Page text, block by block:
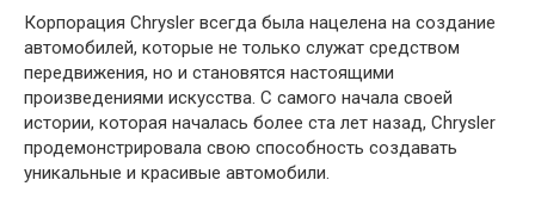
Корпорация Chrysler всегда была нацелена на создание
автомобилей, которые не только служат средством
передвижения, но и становятся настоящими
произведениями искусства. С самого начала своей
истории, которая началась более ста лет назад, Chrysler
продемонстрировала свою способность создавать
уникальные и красивые автомобили.